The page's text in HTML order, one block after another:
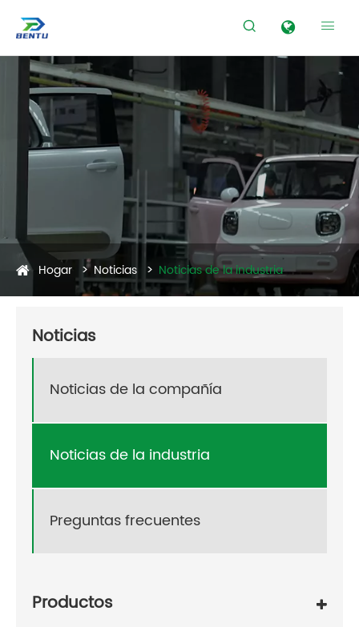
 
Hogar Noticias Noticias de la industria
Noticias
Noticias de la compañía
Noticias de la industria
Preguntas frecuentes
Productos